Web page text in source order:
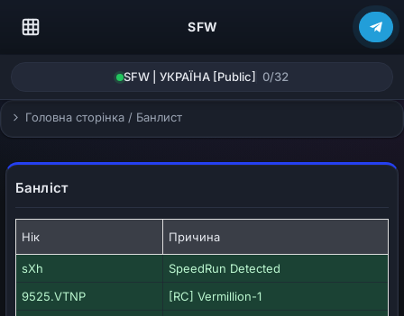
SFW
SFW | УКРАЇНА [Public] 0/32
Головна сторінка / Банлист
Банліст
Нік Причина
sXh
SpeedRun Detected
9525.VTNP
[RC] Vermillion-1